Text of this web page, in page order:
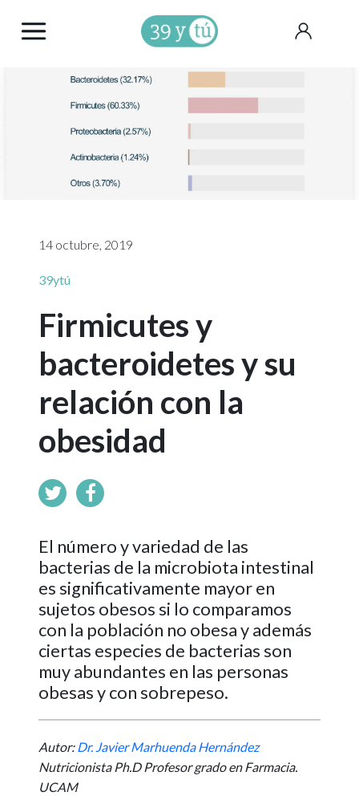
14 octubre, 2019
39ytú
Firmicutes y
bacteroidetes y su
relación con la
obesidad
El número y variedad de las
bacterias de la microbiota intestinal
es significativamente mayor en
sujetos obesos si lo comparamos
con la población no obesa y además
ciertas especies de bacterias son
muy abundantes en las personas
obesas y con sobrepeso.
Autor:Dr. Javier Marhuenda Hernández
Nutricionista Ph.D Profesor grado en Farmacia.
UCAM